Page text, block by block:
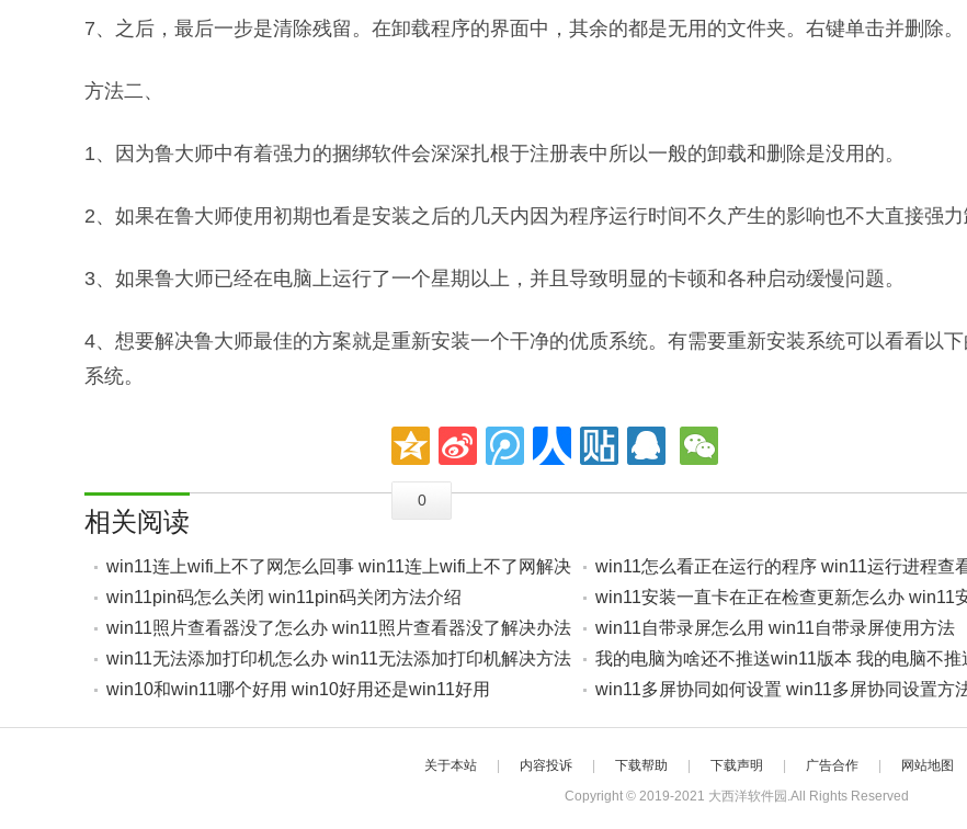
7、之后，最后一步是清除残留。在卸载程序的界面中，其余的都是无用的文件夹。右键单击并删除。
方法二、
1、因为鲁大师中有着强力的捆绑软件会深深扎根于注册表中所以一般的卸载和删除是没用的。
2、如果在鲁大师使用初期也看是安装之后的几天内因为程序运行时间不久产生的影响也不大直接强力
3、如果鲁大师已经在电脑上运行了一个星期以上，并且导致明显的卡顿和各种启动缓慢问题。
4、想要解决鲁大师最佳的方案就是重新安装一个干净的优质系统。有需要重新安装系统可以看看以
系统。
0
相关阅读
win11连上wifi上不了网怎么回事 win11连上wifi上不了网解决
办法
win11怎么看正在运行的程序 win11运行进程查
win11pin码怎么关闭 win11pin码关闭方法介绍
win11安装一直卡在正在检查更新怎么办 win11
正在检查更新解决方法
win11照片查看器没了怎么办 win11照片查看器没了解决办法
win11自带录屏怎么用 win11自带录屏使用方法
win11无法添加打印机怎么办 win11无法添加打印机解决方法
我的电脑为啥还不推送win11版本 我的电脑不推
解决方法
win10和win11哪个好用 win10好用还是win11好用 win11多屏协同如何设置 win11多屏协同设置方
关于本站 内容投诉 下载帮助 下载声明 广告合作 网站地图
Copyright © 2019-2021 大西洋软件园 .All Rights Reserved